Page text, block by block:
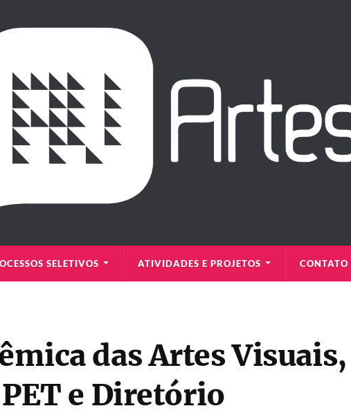
SELETIVOS ATIVIDADES E PROJETOS CONTATO
das Artes Visuais,
e Diretório